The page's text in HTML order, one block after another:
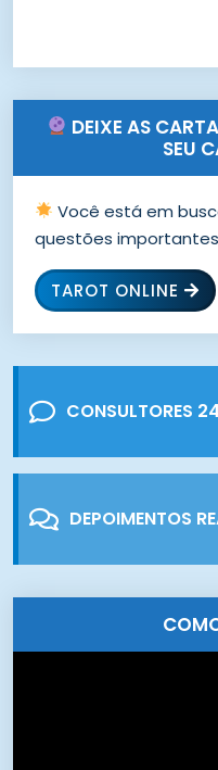
DEIXE AS
SEU
Você está em
questões
TAROT ONLINE
CONSULTORES
DEPOIMENTOS